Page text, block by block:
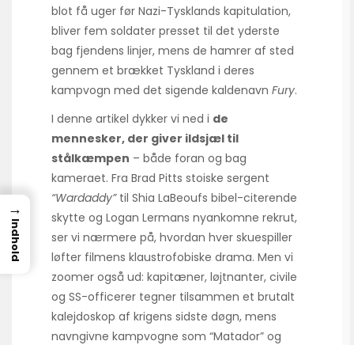
blot få uger før Nazi-Tysklands kapitulation,
bliver fem soldater presset til det yderste
bag fjendens linjer, mens de hamrer af sted
gennem et brækket Tyskland i deres
kampvogn med det sigende kaldenavn Fury.
I denne artikel dykker vi ned i de
mennesker, der giver ildsjæl til
stålkæmpen – både foran og bag
kameraet. Fra Brad Pitts stoiske sergent
“Wardaddy”til Shia LaBeoufs bibel-citerende
skytte og Logan Lermans nyankomne rekrut,
ser vi nærmere på, hvordan hver skuespiller
løfter filmens klaustrofobiske drama. Men vi
zoomer også ud: kapitæner, løjtnanter, civile
og SS-officerer tegner tilsammen et brutalt
kalejdoskop af krigens sidste døgn, mens
navngivne kampvogne som “Matador” og
→
Indhold